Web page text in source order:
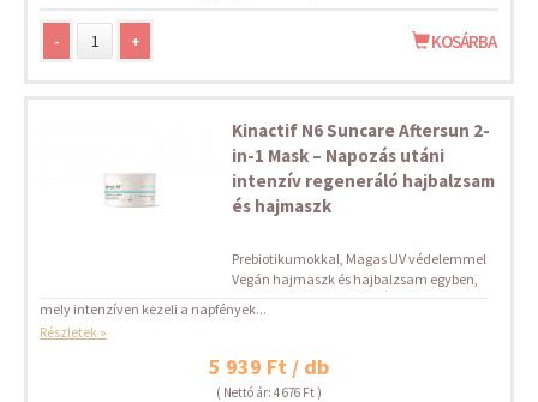
- + KOSÁRBA
Kinactif N6 Suncare Aftersun 2-
in-1 Mask – Napozás utáni
intenzív regeneráló hajbalzsam
és hajmaszk
Prebiotikumokkal, Magas UV védelemmel
Vegán hajmaszk és hajbalzsam egyben,
mely intenzíven kezeli a napfények...
Részletek »
5 939 Ft / db
( Nettó ár: 4 676 Ft )